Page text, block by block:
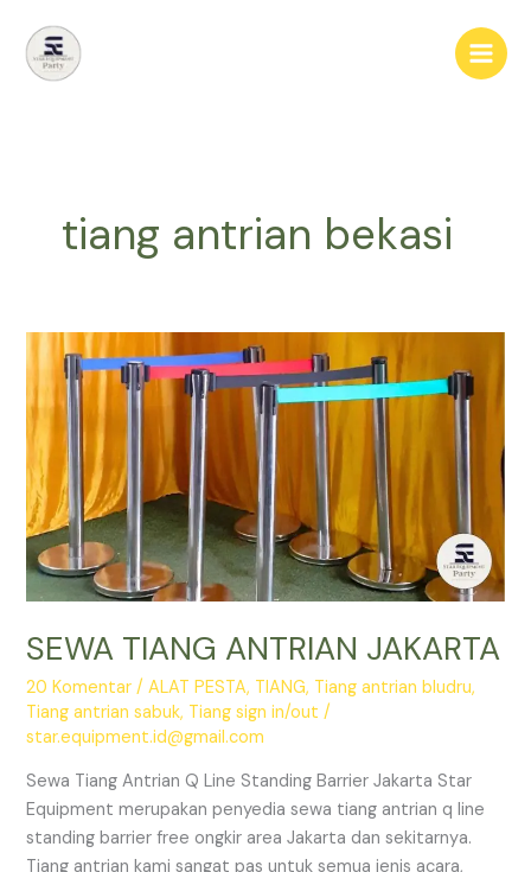
konten
tiang antrian bekasi
SEWA TIANG ANTRIAN JAKARTA
20 Komentar /ALAT PESTA, TIANG, Tiang antrian bludru,
Tiang antrian sabuk, Tiang sign in/out /
star.equipment.id@gmail.com
Sewa Tiang Antrian Q Line Standing Barrier Jakarta Star
Equipment merupakan penyedia sewa tiang antrian q line
standing barrier free ongkir area Jakarta dan sekitarnya.
Tiang antrian kami sangat pas untuk semua jenis acara,